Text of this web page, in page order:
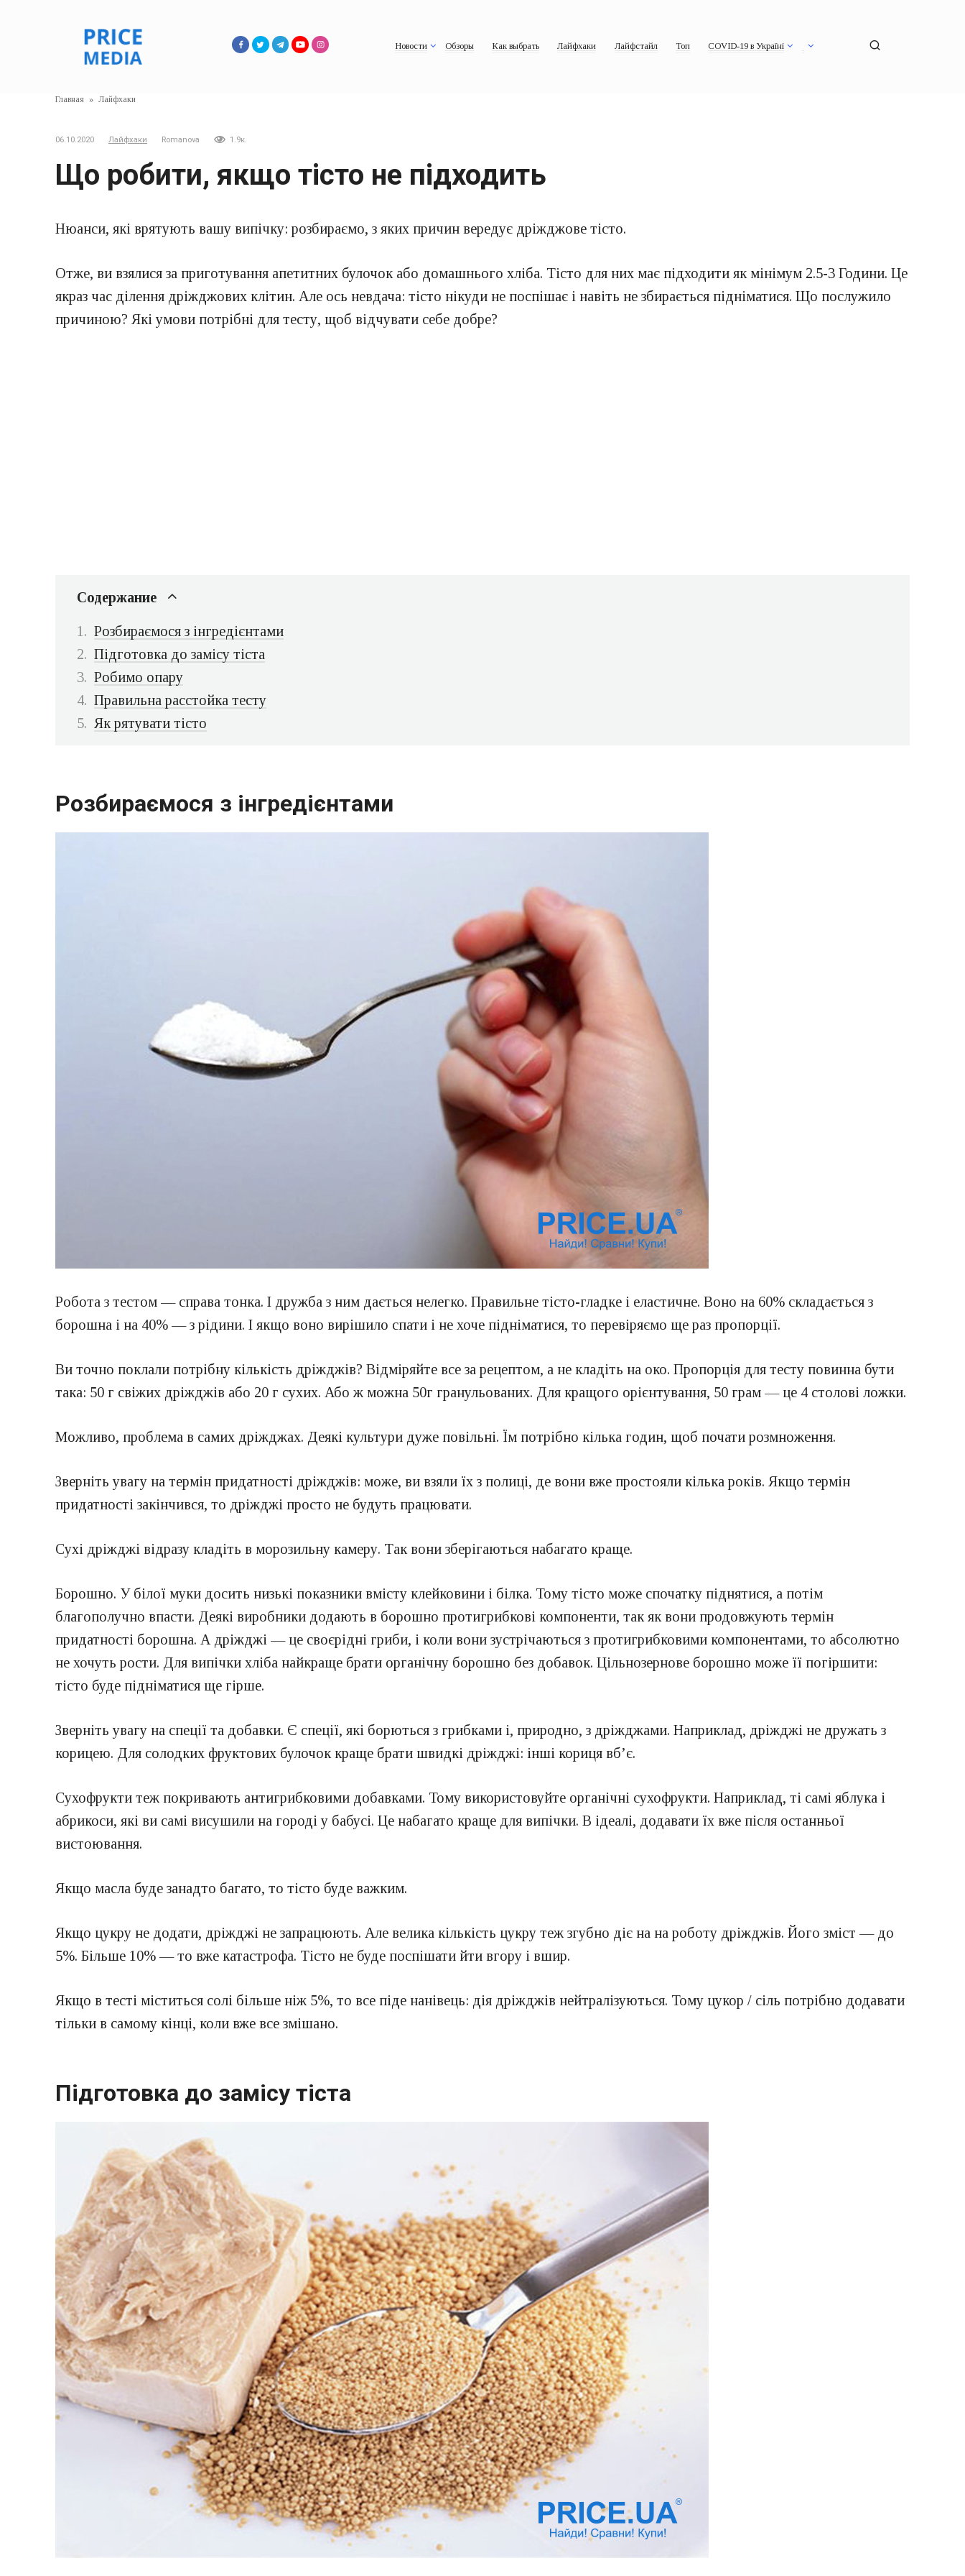
Новости Обзоры Как выбрать Лайфхаки Лайфстайл Топ COVID-19 в Україні
Главная » Лайфхаки
06.10.2020 Лайфхаки Romanova 1.9к.
Що робити, якщо тісто не підходить
Нюанси, які врятують вашу випічку: розбираємо, з яких причин вередує дріжджове тісто.
Отже, ви взялися за приготування апетитних булочок або домашнього хліба. Тісто для них має підходити як мінімум 2.5-3 Години. Це
якраз час ділення дріжджових клітин. Але ось невдача: тісто нікуди не поспішає і навіть не збирається підніматися. Що послужило
причиною? Які умови потрібні для тесту, щоб відчувати себе добре?
Содержание
Розбираємося з інгредієнтами
Підготовка до замісу тіста
Робимо опару
Правильна расстойка тесту
Як рятувати тісто
Розбираємося з інгредієнтами
Робота з тестом — справа тонка. І дружба з ним дається нелегко. Правильне тісто-гладке і еластичне. Воно на 60% складається з
борошна і на 40% — з рідини. І якщо воно вирішило спати і не хоче підніматися, то перевіряємо ще раз пропорції.
Ви точно поклали потрібну кількість дріжджів? Відміряйте все за рецептом, а не кладіть на око. Пропорція для тесту повинна бути
така: 50 г свіжих дріжджів або 20 г сухих. Або ж можна 50г гранульованих. Для кращого орієнтування, 50 грам — це 4 столові ложки.
Можливо, проблема в самих дріжджах. Деякі культури дуже повільні. Їм потрібно кілька годин, щоб почати розмноження.
Зверніть увагу на термін придатності дріжджів: може, ви взяли їх з полиці, де вони вже простояли кілька років. Якщо термін
придатності закінчився, то дріжджі просто не будуть працювати.
Сухі дріжджі відразу кладіть в морозильну камеру. Так вони зберігаються набагато краще.
Борошно. У білої муки досить низькі показники вмісту клейковини і білка. Тому тісто може спочатку піднятися, а потім
благополучно впасти. Деякі виробники додають в борошно протигрибкові компоненти, так як вони продовжують термін
придатності борошна. А дріжджі — це своєрідні гриби, і коли вони зустрічаються з протигрибковими компонентами, то абсолютно
не хочуть рости. Для випічки хліба найкраще брати органічну борошно без добавок. Цільнозернове борошно може її погіршити:
тісто буде підніматися ще гірше.
Зверніть увагу на спеції та добавки. Є спеції, які борються з грибками і, природно, з дріжджами. Наприклад, дріжджі не дружать з
корицею. Для солодких фруктових булочок краще брати швидкі дріжджі: інші кориця вб’є.
Сухофрукти теж покривають антигрибковими добавками. Тому використовуйте органічні сухофрукти. Наприклад, ті самі яблука і
абрикоси, які ви самі висушили на городі у бабусі. Це набагато краще для випічки. В ідеалі, додавати їх вже після останньої
вистоювання.
Якщо масла буде занадто багато, то тісто буде важким.
Якщо цукру не додати, дріжджі не запрацюють. Але велика кількість цукру теж згубно діє на на роботу дріжджів. Його зміст — до
5%. Більше 10% — то вже катастрофа. Тісто не буде поспішати йти вгору і вшир.
Якщо в тесті міститься солі більше ніж 5%, то все піде нанівець: дія дріжджів нейтралізуються. Тому цукор / сіль потрібно додавати
тільки в самому кінці, коли вже все змішано.
Підготовка до замісу тіста